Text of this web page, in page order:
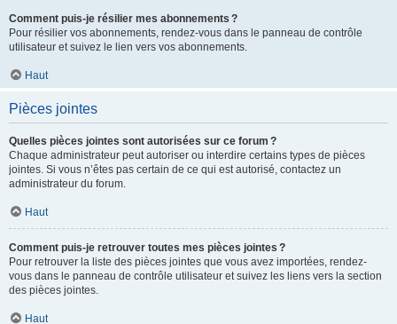
Comment puis-je résilier mes abonnements ?
Pour résilier vos abonnements, rendez-vous dans le panneau de contrôle
utilisateur et suivez le lien vers vos abonnements.
Haut
Pièces jointes
Quelles pièces jointes sont autorisées sur ce forum ?
Chaque administrateur peut autoriser ou interdire certains types de pièces
jointes. Si vous n’êtes pas certain de ce qui est autorisé, contactez un
administrateur du forum.
Haut
Comment puis-je retrouver toutes mes pièces jointes ?
Pour retrouver la liste des pièces jointes que vous avez importées, rendez-
vous dans le panneau de contrôle utilisateur et suivez les liens vers la section
des pièces jointes.
Haut